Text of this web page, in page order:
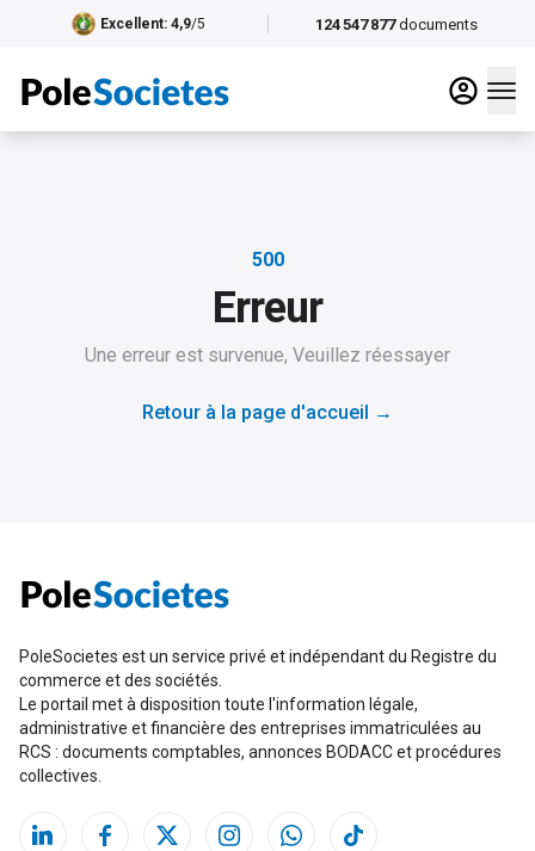
124 547 877 documents
Excellent: 4,9/5
500
Erreur
Une erreur est survenue, Veuillez réessayer
Retour à la page d'accueil →
PoleSocietes est un service privé et indépendant du Registre du
commerce et des sociétés.
Le portail met à disposition toute l'information légale,
administrative et financière des entreprises immatriculées au
RCS : documents comptables, annonces BODACC et procédures
collectives.